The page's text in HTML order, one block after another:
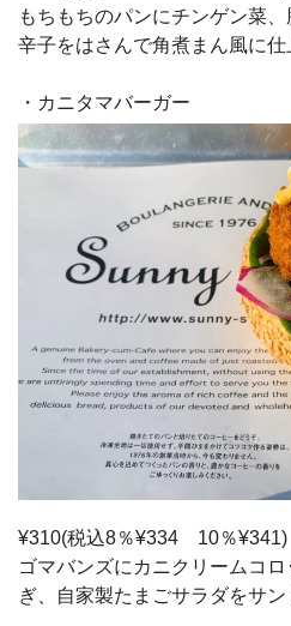
もちもちのパンにチンゲン菜
辛子をはさんで角煮まん風に仕
・カニタマバーガー
¥310(税込8％¥334 10％¥341)
ゴマバンズにカニクリームコ
ぎ、自家製たまごサラダをサン